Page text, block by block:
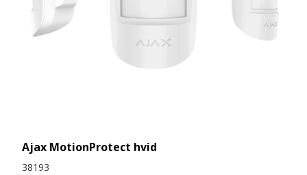
Ajax MotionProtect hvid
38193